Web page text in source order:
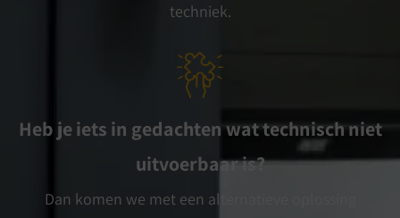
techniek.
Heb je iets in gedachten wat technisch niet
uitvoerbaar is?
Dan komen we met een alternatieve oplossing